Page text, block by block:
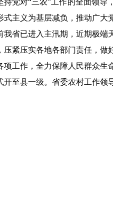
对“三农”工作的全面领导
式主义为基层减负，推动广大
已进入主汛期，近期极端
压紧压实各地各部门责任，做
工作，全力保障人民群众生
县一级。省委农村工作领导